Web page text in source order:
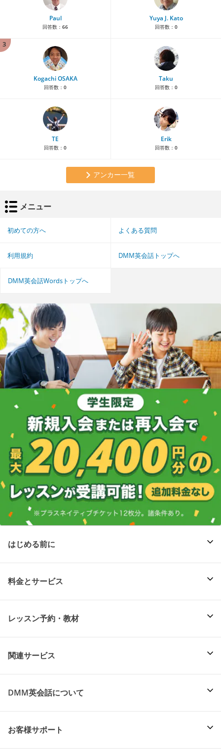
Paul
回答数： 66
Yuya J. Kato
回答数： 0
3
Kogachi OSAKA
回答数： 0
Taku
回答数： 0
TE
回答数： 0
Erik
回答数： 0
アンカー一覧
メニュー
初めての方へ よくある質問
利用規約 DMM英会話トップへ
DMM英会話Wordsトップへ
はじめる前に
料金とサービス
レッスン予約・教材
関連サービス
DMM英会話について
お客様サポート